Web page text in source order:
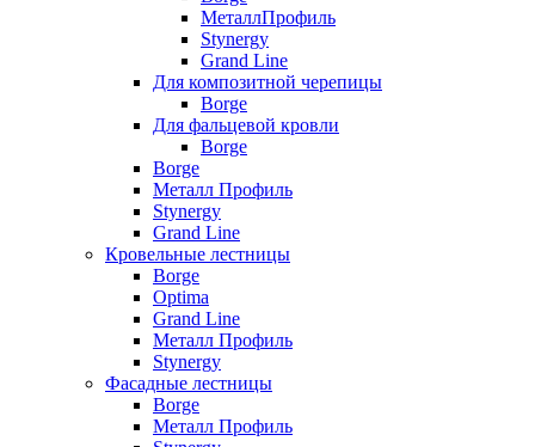
МеталлПрофиль
Stynergy
Grand Line
Для композитной черепицы
Borge
Для фальцевой кровли
Borge
Borge
Металл Профиль
Stynergy
Grand Line
Кровельные лестницы
Borge
Optima
Grand Line
Металл Профиль
Stynergy
Фасадные лестницы
Borge
Металл Профиль